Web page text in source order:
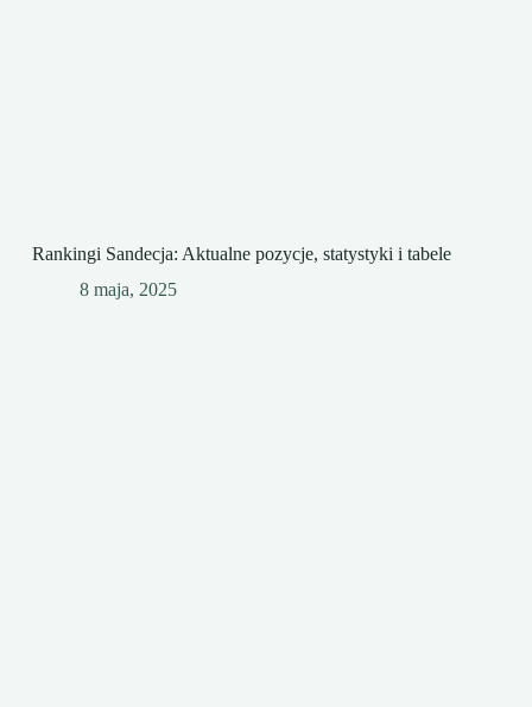
Rankingi Sandecja: Aktualne pozycje, statystyki i tabele
8 maja, 2025